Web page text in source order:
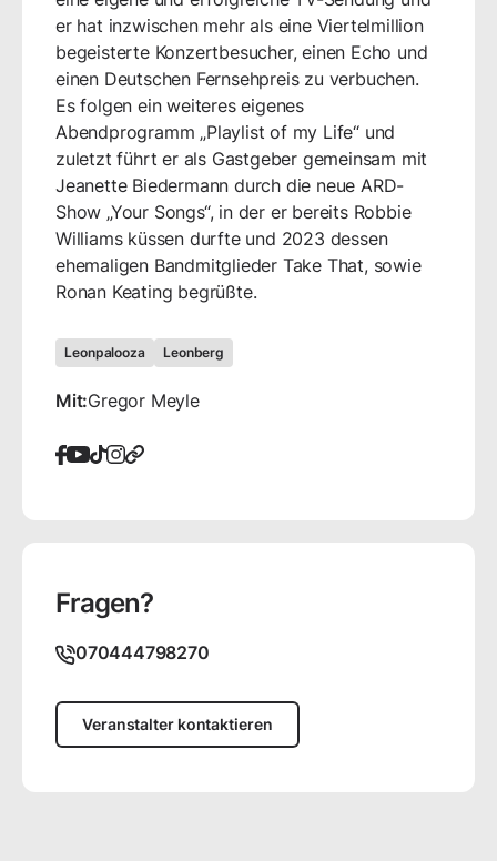
er hat inzwischen mehr als eine Viertelmillion
begeisterte Konzertbesucher, einen Echo und
einen Deutschen Fernsehpreis zu verbuchen.
Es folgen ein weiteres eigenes
Abendprogramm „Playlist of my Life“ und
zuletzt führt er als Gastgeber gemeinsam mit
Jeanette Biedermann durch die neue ARD-
Show „Your Songs“, in der er bereits Robbie
Williams küssen durfte und 2023 dessen
ehemaligen Bandmitglieder Take That, sowie
Ronan Keating begrüßte.
Leonpalooza Leonberg
Mit:Gregor Meyle
Fragen?
070444798270
Veranstalter kontaktieren